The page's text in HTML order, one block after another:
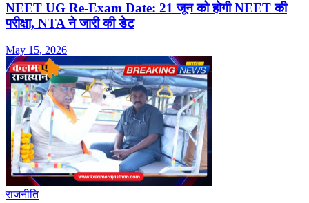
NEET UG Re-Exam Date: 21 जून को होगी NEET की
परीक्षा, NTA ने जारी की डेट
May 15, 2026
राजनीति